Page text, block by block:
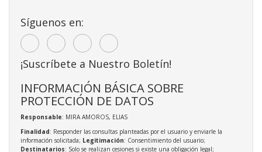
Síguenos en:
¡Suscríbete a Nuestro Boletín!
INFORMACIÓN BÁSICA SOBRE
PROTECCIÓN DE DATOS
Responsable: MIRA AMOROS, ELIAS
Finalidad: Responder las consultas planteadas por el usuario y enviarle la
información solicitada; Legitimación: Consentimiento del usuario;
Destinatarios: Solo se realizan cesiones si existe una obligación legal;